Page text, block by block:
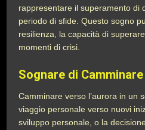
rappresentare il superamento di
periodo di sfide. Questo sogno
resilienza, la capacità di
momenti di crisi.
Sognare di
Camminare verso l’aurora in un
viaggio personale verso nuovi
sviluppo personale, o la